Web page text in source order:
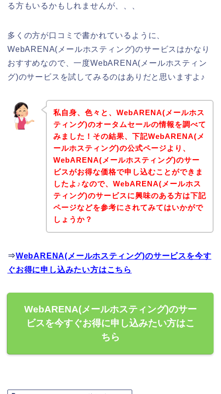
る方もいるかもしれませんが、、、
多くの方が口コミで書かれているように、
WebARENA(メールホスティング)のサービスはかなり
おすすめなので、一度WebARENA(メールホスティン
グ)のサービスを試してみるのはありだと思いますよ♪
私自身、色々と、WebARENA(メールホス
ティング)のオータムセールの情報を調べて
みました！その結果、下記WebARENA(メ
ールホスティング)の公式ページより、
WebARENA(メールホスティング)のサー
ビスがお得な価格で申し込むことができま
したよ♪なので、WebARENA(メールホス
ティング)のサービスに興味のある方は下記
ページなどを参考にされてみてはいかがで
しょうか？
⇒WebARENA(メールホスティング)のサービスを今す
ぐお得に申し込みたい方はこちら
WebARENA(メールホスティング)のサー
ビスを今すぐお得に申し込みたい方はこ
ちら